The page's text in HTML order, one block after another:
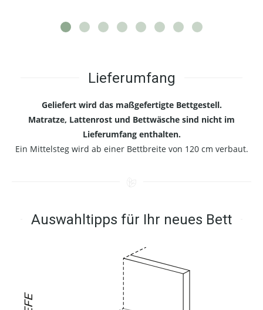
Lieferumfang
Geliefert wird das maßgefertigte Bettgestell.
Matratze, Lattenrost und Bettwäsche sind nicht im
Lieferumfang enthalten.
Ein Mittelsteg wird ab einer Bettbreite von 120 cm verbaut.
Auswahltipps für Ihr neues Bett